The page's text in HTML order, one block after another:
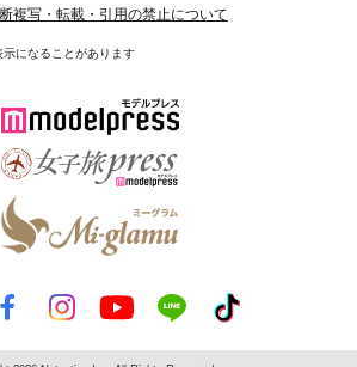
複写・転載・引用の禁止について
になることがあります